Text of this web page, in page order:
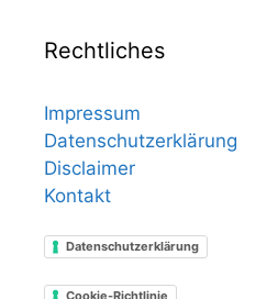
Rechtliches
Impressum
Datenschutzerklärung
Disclaimer
Kontakt
Datenschutzerklärung
Cookie-Richtlinie